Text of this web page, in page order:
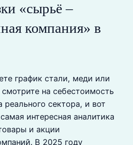
«сырьё –
компания» в
график стали, меди или
на себестоимость
реального сектора, и вот
интересная аналитика
и акции
В 2025 году